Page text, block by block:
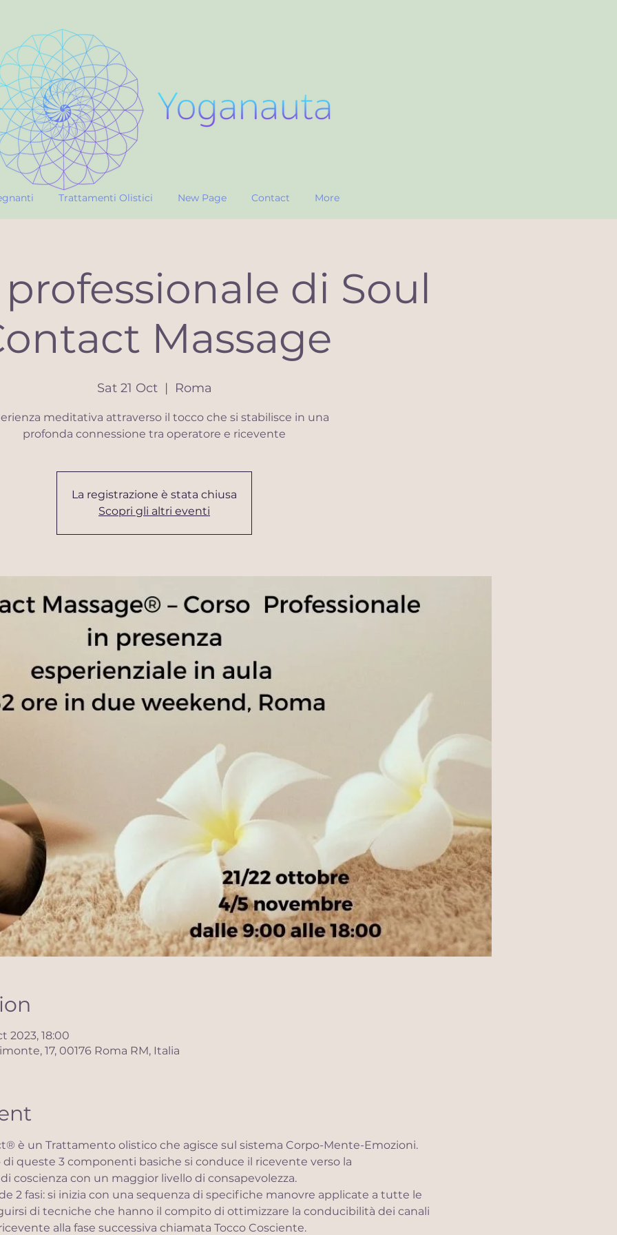
Trattamenti Olistici New Page Contact More
di Soul
Massage
Sat 21 Oct
  |
Roma
meditativa attraverso il tocco che si stabilisce in una
profonda connessione tra operatore e ricevente
La registrazione è stata chiusa
Scopri gli altri eventi
2023, 18:00
17, 00176 Roma RM, Italia
è un Trattamento olistico che agisce sul sistema Corpo-Mente-Emozioni.
queste 3 componenti basiche si conduce il ricevente verso la
coscienza con un maggior livello di consapevolezza.
2 fasi: si inizia con una sequenza di specifiche manovre applicate a tutte le
di tecniche che hanno il compito di ottimizzare la conducibilità dei canali
alla fase successiva chiamata Tocco Cosciente.